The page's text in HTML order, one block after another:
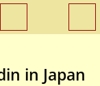
in Japan